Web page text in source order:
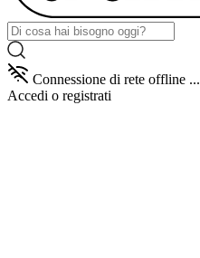
Connessione di rete offline ...
Accedi o registrati